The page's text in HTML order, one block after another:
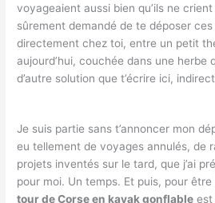
voyageaient aussi bien qu’ils ne
sûrement demandé de te déposer
directement chez toi, entre un petit
aujourd’hui, couchée dans une herbe
d’autre solution que t’écrire ici,
Je suis partie sans t’annoncer mon
eu tellement de voyages annulés, de
projets inventés sur le tard, que j’ai
pour moi. Un temps. Et puis, pour
tour de Corse en kayak gonflable est